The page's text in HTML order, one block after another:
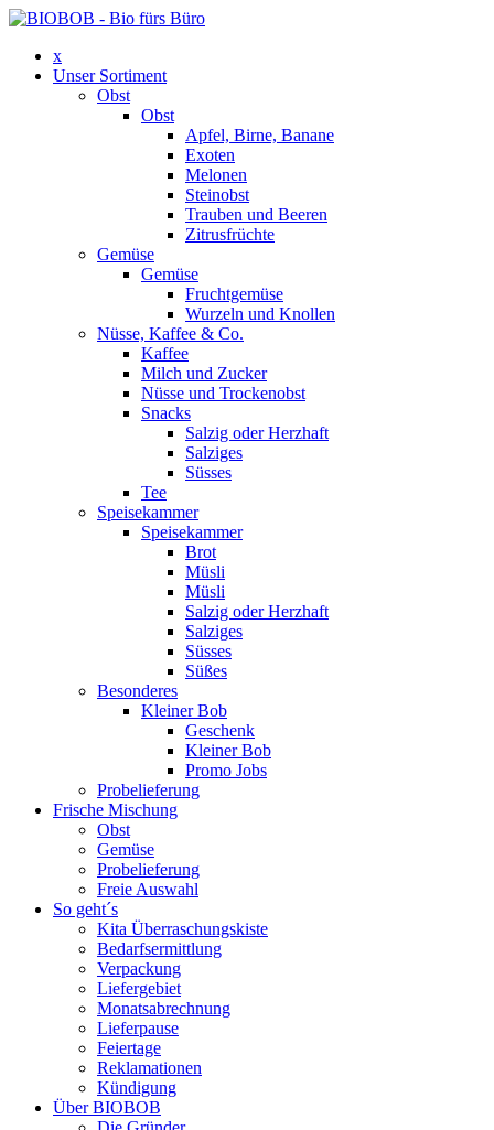
x
Unser Sortiment
Obst
Obst
Apfel, Birne, Banane
Exoten
Melonen
Steinobst
Trauben und Beeren
Zitrusfrüchte
Gemüse
Gemüse
Fruchtgemüse
Wurzeln und Knollen
Nüsse, Kaffee & Co.
Kaffee
Milch und Zucker
Nüsse und Trockenobst
Snacks
Salzig oder Herzhaft
Salziges
Süsses
Tee
Speisekammer
Speisekammer
Brot
Müsli
Müsli
Salzig oder Herzhaft
Salziges
Süsses
Süßes
Besonderes
Kleiner Bob
Geschenk
Kleiner Bob
Promo Jobs
Probelieferung
Frische Mischung
Obst
Gemüse
Probelieferung
Freie Auswahl
So geht´s
Kita Überraschungskiste
Bedarfsermittlung
Verpackung
Liefergebiet
Monatsabrechnung
Lieferpause
Feiertage
Reklamationen
Kündigung
Über BIOBOB